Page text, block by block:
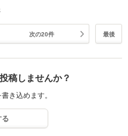
応させて頂きますので、いつ
ます。 お忙しいので、お体に
よろしくお願い致します。
次の20件 最後
稿しませんか？
き込めます。
る